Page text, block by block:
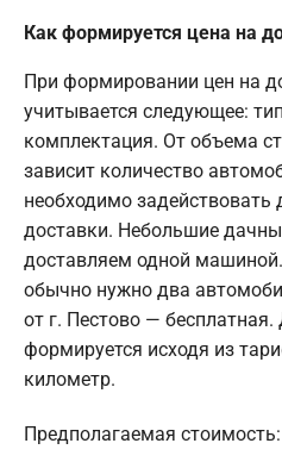
Как формируется цена на
При формировании цен на
учитывается следующее:
комплектация. От объема
зависит количество
необходимо задействовать
доставки. Небольшие
доставляем одной
обычно нужно два
от г. Пестово —
формируется исходя из
километр.
Предполагаемая стоимость: